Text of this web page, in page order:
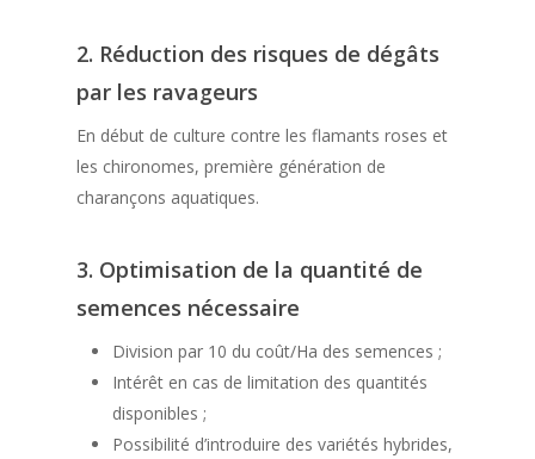
2. Réduction des risques de dégâts
par les ravageurs
En début de culture contre les flamants roses et
les chironomes, première génération de
charançons aquatiques.
3. Optimisation de la quantité de
semences nécessaire
Division par 10 du coût/Ha des semences ;
Intérêt en cas de limitation des quantités
disponibles ;
Possibilité d’introduire des variétés hybrides,
Plants conventionnels
Plants biologiques
Plants aromatiques
Production &
Logistique
Innovation &